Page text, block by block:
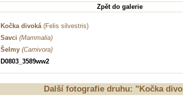
Zpět do galerie
Kočka divoká(Felis silvestris)
Savci (Mammalia)
Šelmy (Carnivora)
D0803_3589ww2
Další fotografie druhu: "Kočka